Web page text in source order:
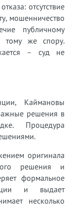
отсутствие
мошенничество
публичному
тому же спору.
– суд не
Каймановы
решения в
Процедура
оригинала
решения и
формальное
и выдает
несколько